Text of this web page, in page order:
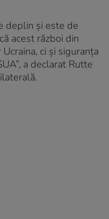
deplin şi este de
acest război din
ci şi siguranţa
a declarat Rutte